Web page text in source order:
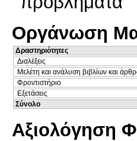
Οργάνωση
Δραστηριότητες
Διαλέξεις
Μελέτη και ανάλυση βιβλίων και
Φροντιστήριο
Εξετάσεις
Σύνολο
Αξιολόγηση